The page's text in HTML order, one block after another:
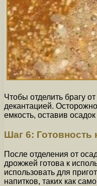
Чтобы отделить брагу
декантацией.
емкость, оставив
Шаг 6: Готовность
После отделения от
дрожжей готова к
использовать для
напитков, таких как